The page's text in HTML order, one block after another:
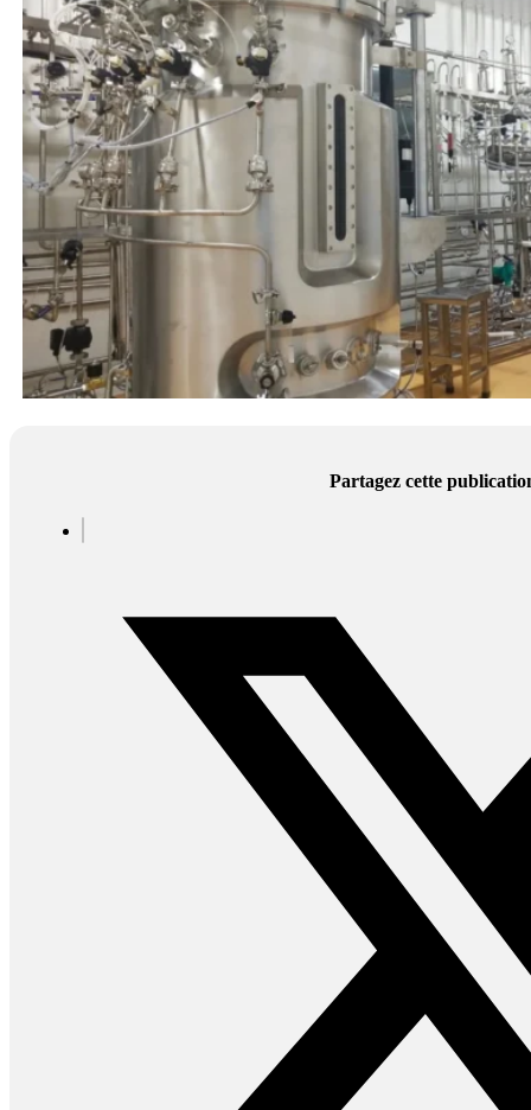
Partagez cette